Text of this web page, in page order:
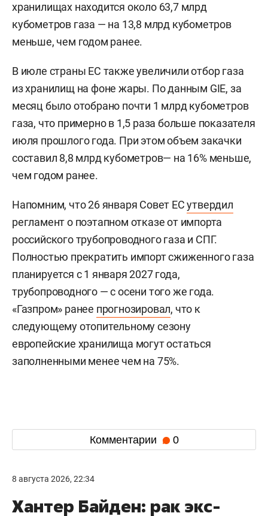
хранилищах находится около 63,7 млрд
кубометров газа — на 13,8 млрд кубометров
меньше, чем годом ранее.
В июле страны ЕС также увеличили отбор газа
из хранилищ на фоне жары. По данным GIE, за
месяц было отобрано почти 1 млрд кубометров
газа, что примерно в 1,5 раза больше показателя
июля прошлого года. При этом объем закачки
составил 8,8 млрд кубометров— на 16% меньше,
чем годом ранее.
Напомним, что 26 января Совет ЕСутвердил
регламент о поэтапном отказе от импорта
российского трубопроводного газа и СПГ.
Полностью прекратить импорт сжиженного газа
планируется с 1 января 2027 года,
трубопроводного — с осени того же года.
«Газпром» ранее прогнозировал, что к
следующему отопительному сезону
европейские хранилища могут остаться
заполненными менее чем на 75%.
Комментарии 0
8 августа 2026, 22:34
Хантер Байден: рак экс-